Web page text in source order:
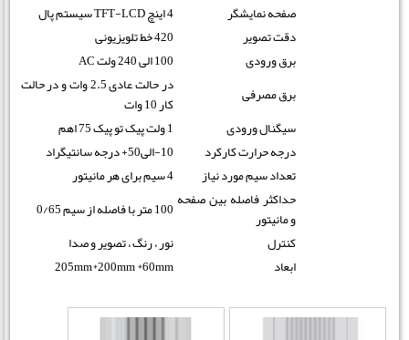
صفحه نمایشگر
4 اینچ TFT-LCD سیستم پال
دقت تصویر
420 خط تلویزیونی
برق ورودی
100 الی 240 ولت AC
برق مصرفی
در حالت عادی 2.5 وات و در حالت
کار 10 وات
سیگنال ورودی
1 ولت پیک تو پیک 75 اهم
درجه حرارت کارکرد
10-الی50+ درجه سانتیگراد
تعداد سیم مورد نیاز
4 سیم برای هر مانیتور
حداکثر فاصله بین صفحه
و مانیتور
100 متر با فاصله از سیم 0/65
کنترل
نور ، رنگ ، تصویر و صدا
ابعاد
205mm*200mm *60mm